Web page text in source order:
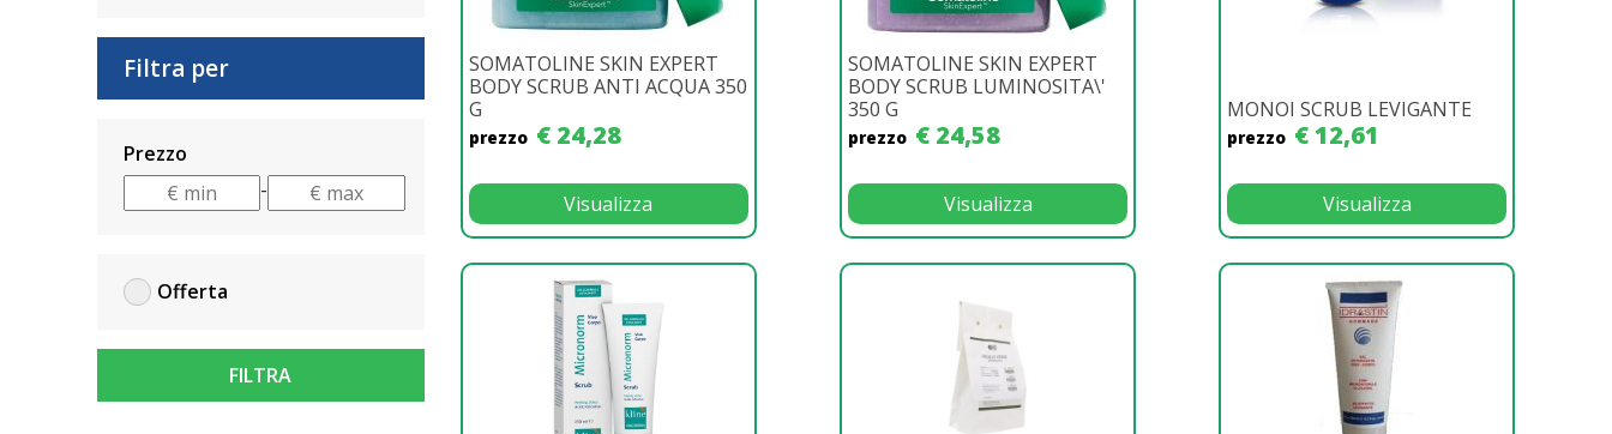
Filtra per
Prezzo
-
Offerta
FILTRA
SOMATOLINE SKIN EXPERT
BODY SCRUB ANTI ACQUA 350
G
prezzo € 24,28
Visualizza
SOMATOLINE SKIN EXPERT
BODY SCRUB LUMINOSITA\'
350 G
prezzo € 24,58
Visualizza
MONOI SCRUB LEVIGANTE
prezzo € 12,61
Visualizza